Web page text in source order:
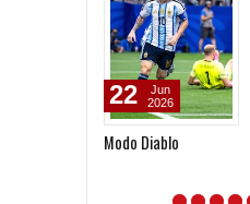
Modo Diablo
22
Jun
2026